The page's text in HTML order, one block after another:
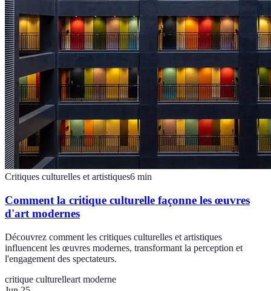
Critiques culturelles et artistiques6 min
Comment la critique culturelle façonne les œuvres
d'art modernes
Découvrez comment les critiques culturelles et artistiques
influencent les œuvres modernes, transformant la perception et
l'engagement des spectateurs.
critique culturelleart moderne